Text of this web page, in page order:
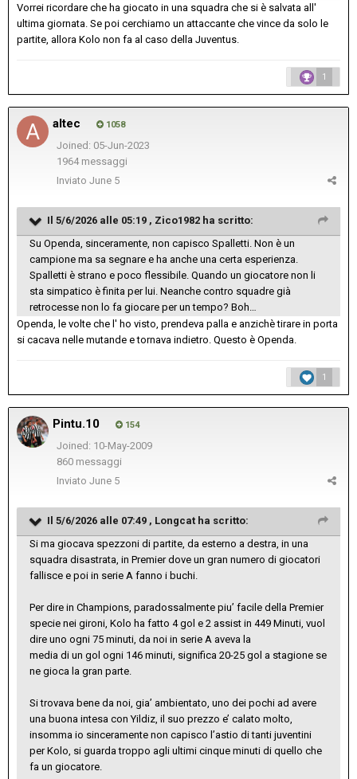
Vorrei ricordare che ha giocato in una squadra che si è salvata all'
ultima giornata. Se poi cerchiamo un attaccante che vince da solo le
partite, allora Kolo non fa al caso della Juventus.
1
altec 1058
Joined: 05-Jun-2023
1964 messaggi
Inviato June 5
Il 5/6/2026 alle 05:19 , Zico1982 ha scritto:
Su Openda, sinceramente, non capisco Spalletti. Non è un
campione ma sa segnare e ha anche una certa esperienza.
Spalletti è strano e poco flessibile. Quando un giocatore non li
sta simpatico è finita per lui. Neanche contro squadre già
retrocesse non lo fa giocare per un tempo? Boh…
Openda, le volte che l' ho visto, prendeva palla e anzichè tirare in porta
si cacava nelle mutande e tornava indietro. Questo è Openda.
1
Pintu.10 154
Joined: 10-May-2009
860 messaggi
Inviato June 5
Il 5/6/2026 alle 07:49 , Longcat ha scritto:
Si ma giocava spezzoni di partite, da esterno a destra, in una
squadra disastrata, in Premier dove un gran numero di giocatori
fallisce e poi in serie A fanno i buchi.
Per dire in Champions, paradossalmente piu’ facile della Premier
specie nei gironi, Kolo ha fatto 4 gol e 2 assist in 449 Minuti, vuol
dire uno ogni 75 minuti, da noi in serie A aveva la
media di un gol ogni 146 minuti, significa 20-25 gol a stagione se
ne gioca la gran parte.
Si trovava bene da noi, gia’ ambientato, uno dei pochi ad avere
una buona intesa con Yildiz, il suo prezzo e’ calato molto,
insomma io sinceramente non capisco l’astio di tanti juventini
per Kolo, si guarda troppo agli ultimi cinque minuti di quello che
fa un giocatore.